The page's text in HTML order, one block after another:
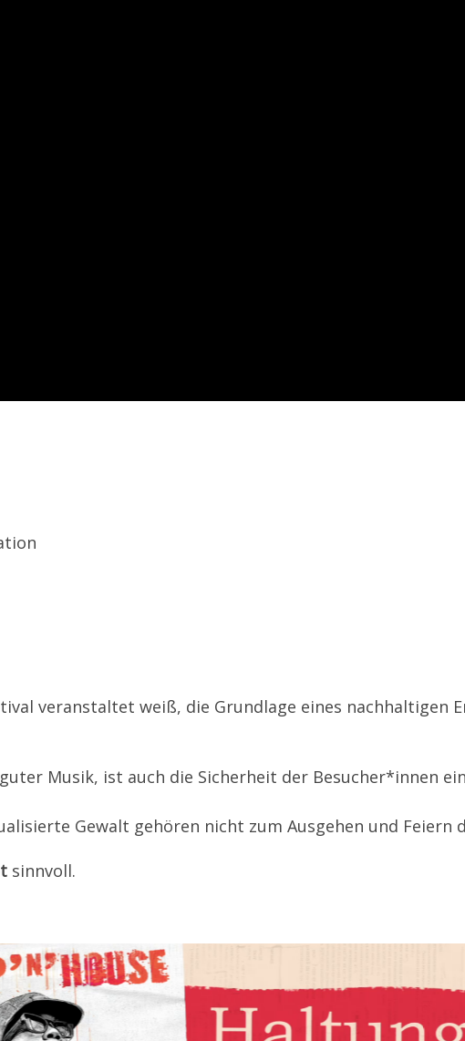
veranstaltet weiß, die Grundlage eines nachhaltigen
Musik, ist auch die Sicherheit der Besucher*innen
Gewalt gehören nicht zum Ausgehen und Feiern
sinnvoll.